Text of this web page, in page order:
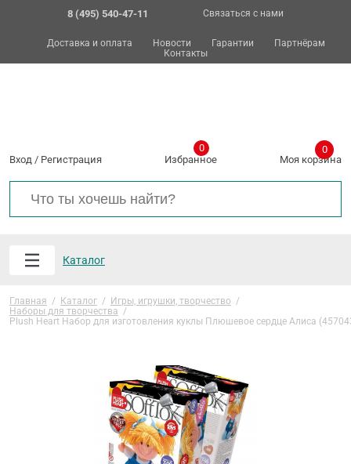
8 (495) 540-47-11 Связаться с нами
Доставка и оплата Новости Гарантии
Партнёрам
Контакты
Вход / Регистрация Избранное
0
Моя корзина
0
Каталог
Главная / Каталог / Игры, игрушки, творчество /
Наборы для творчества /
Plush Heart Набор для изготовления куклы Плюшевое сердце Алиса